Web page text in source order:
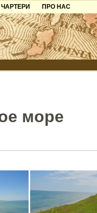
ЧАРТЕРИ
ПРО НАС
Контакти
Партнерам
Додати готель
море